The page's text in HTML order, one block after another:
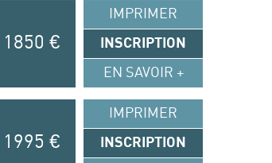
1850 €
IMPRIMER
INSCRIPTION
EN SAVOIR +
1995 €
IMPRIMER
INSCRIPTION